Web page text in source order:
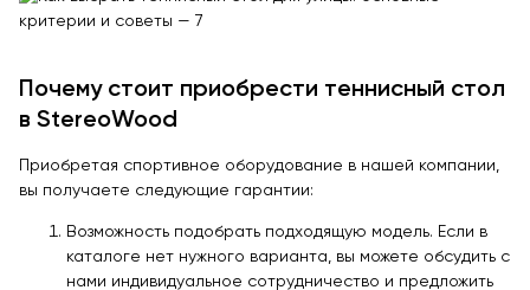
Почему стоит приобрести теннисный стол
в StereoWood
Приобретая спортивное оборудование в нашей компании,
вы получаете следующие гарантии:
Возможность подобрать подходящую модель. Если в
каталоге нет нужного варианта, вы можете обсудить с
нами индивидуальное сотрудничество и предложить